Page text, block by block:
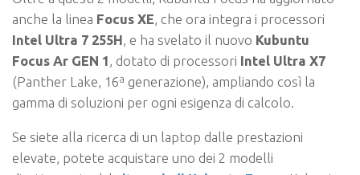
anche la linea Focus XE, che ora integra i processori
Intel Ultra 7 255H, e ha svelato il nuovo Kubuntu
Focus Ar GEN 1, dotato di processori Intel Ultra X7
(Panther Lake, 16ª generazione), ampliando così la
gamma di soluzioni per ogni esigenza di calcolo.
Se siete alla ricerca di un laptop dalle prestazioni
elevate, potete acquistare uno dei 2 modelli